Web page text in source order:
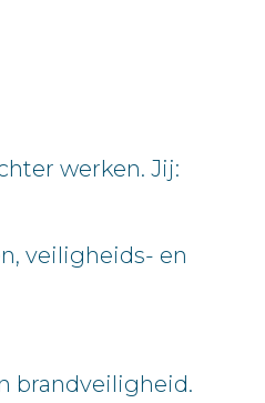
werken. Jij:
veiligheids- en
brandveiligheid.